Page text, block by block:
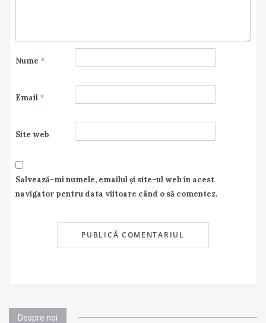
Nume *
Email *
Site web
Salvează-mi numele, emailul și site-ul web în acest
navigator pentru data viitoare când o să comentez.
Despre noi